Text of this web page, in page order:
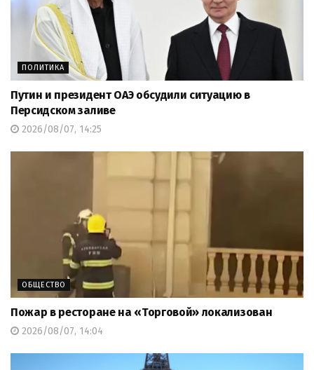
ПОЛИТИКА
Путин и президент ОАЭ обсудили ситуацию в
Персидском заливе
2026/08/07, 14:25
ОБЩЕСТВО
Пожар в ресторане на «Торговой» локализован
2026/08/07, 14:04